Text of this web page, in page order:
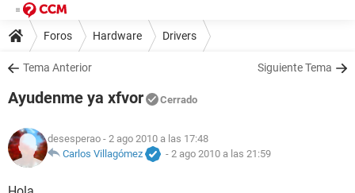
Foros Hardware Drivers
Tema Anterior Siguiente Tema
Ayudenme ya xfvor Cerrado
desesperao - 2 ago 2010 a las 17:48
Carlos Villagómez
- 2 ago 2010 a las 21:59